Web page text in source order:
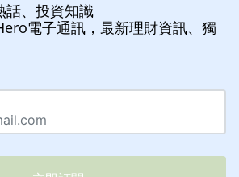
話、投資知識
電子通訊，最新理財資訊、獨